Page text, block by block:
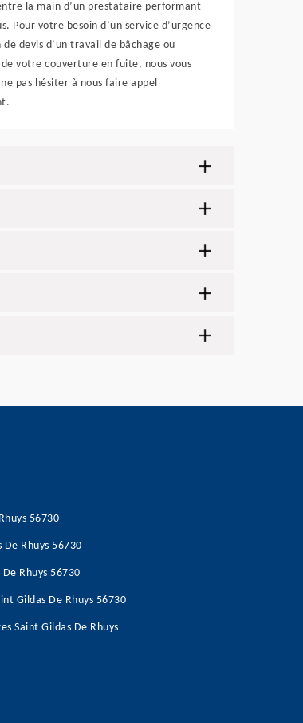
la main d’un prestataire performant
Pour votre besoin d’un service d’urgence
devis d’un travail de bâchage ou
votre couverture en fuite, nous vous
pas hésiter à nous faire appel
56730
Rhuys 56730
Rhuys 56730
Gildas De Rhuys 56730
Saint Gildas De Rhuys